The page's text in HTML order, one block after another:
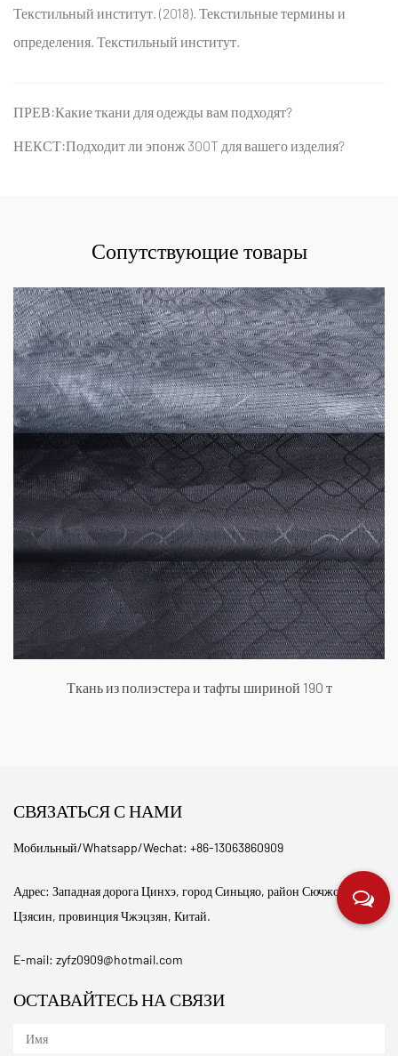
Текстильный институт. (2018). Текстильные термины и
определения. Текстильный институт.
ПРЕВ:Какие ткани для одежды вам подходят?
НЕКСТ:Подходит ли эпонж 300T для вашего изделия?
Сопутствующие товары
Ткань из полиэстера и тафты шириной 190 т
СВЯЗАТЬСЯ С НАМИ
Мобильный/Whatsapp/Wechat: +86-13063860909
Адрес: Западная дорога Цинхэ, город Синьцяо, район Сючжоу, город
Цзясин, провинция Чжэцзян, Китай.
E-mail: zyfz0909@hotmail.com
ОСТАВАЙТЕСЬ НА СВЯЗИ